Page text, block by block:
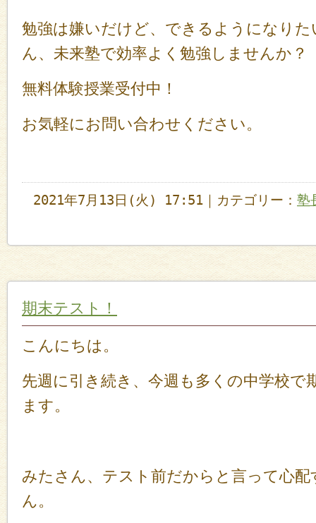
勉強は嫌いだけど、できるようになり
ん、未来塾で効率よく勉強しませんか？
無料体験授業受付中！
お気軽にお問い合わせください。
2021年7月13日(火) 17:51｜カテゴリー： 塾
期末テスト！
こんにちは。
先週に引き続き、今週も多くの中学校で
ます。
みたさん、テスト前だからと言って心
ん。